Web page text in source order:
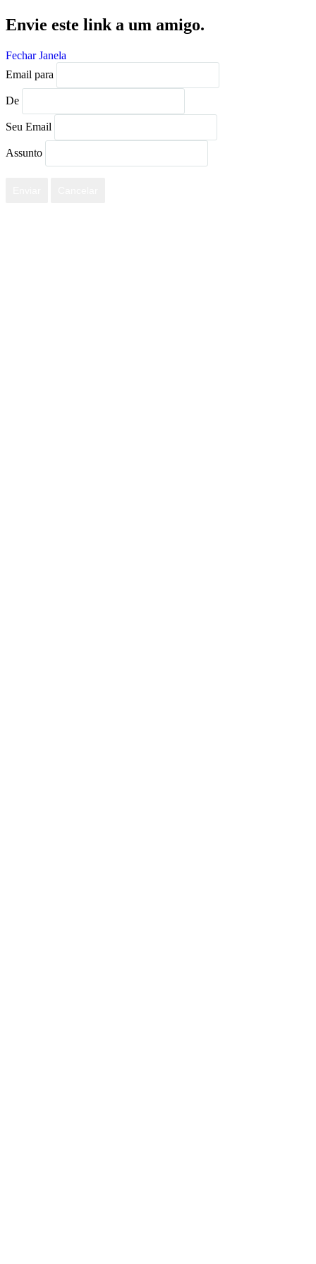
Envie este link a um amigo.
Fechar Janela
Email para
De
Seu Email
Assunto